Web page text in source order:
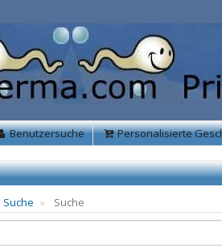
Benutzersuche Personalisierte
Suche Suche